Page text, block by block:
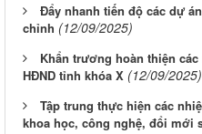
Đẩy nhanh tiến độ các dự
chỉnh (12/09/2025)
Khẩn trương hoàn thiện
HĐND tỉnh khóa X (12/09/2025)
Tập trung thực hiện các
khoa học, công nghệ, đổi mới